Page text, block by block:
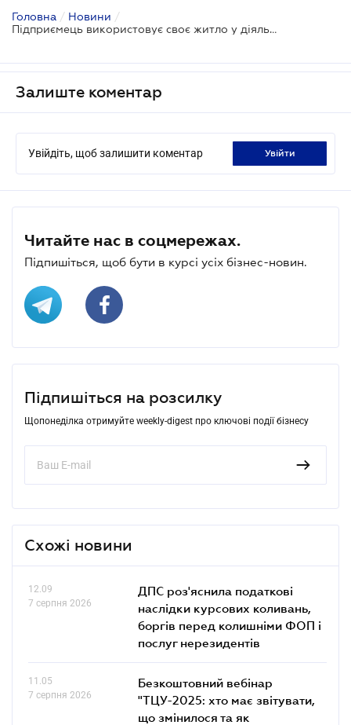
Головна / Новини /
Підприємець використовує своє житло у діяльності: чи буде пільга з податку на нерухоме майно?
Залиште коментар
Увійдіть, щоб залишити коментар увійти
Читайте нас в соцмережах.
Підпишіться, щоб бути в курсі усіх бізнес-новин.
Підпишіться на розсилку
Щопонеділка отримуйте weekly-digest про ключові події бізнесу
Схожі новини
12.09
7 серпня 2026
ДПС роз'яснила податкові
наслідки курсових коливань,
боргів перед колишніми ФОП і
послуг нерезидентів
11.05
7 серпня 2026
Безкоштовний вебінар
"ТЦУ-2025: хто має звітувати,
що змінилося та як